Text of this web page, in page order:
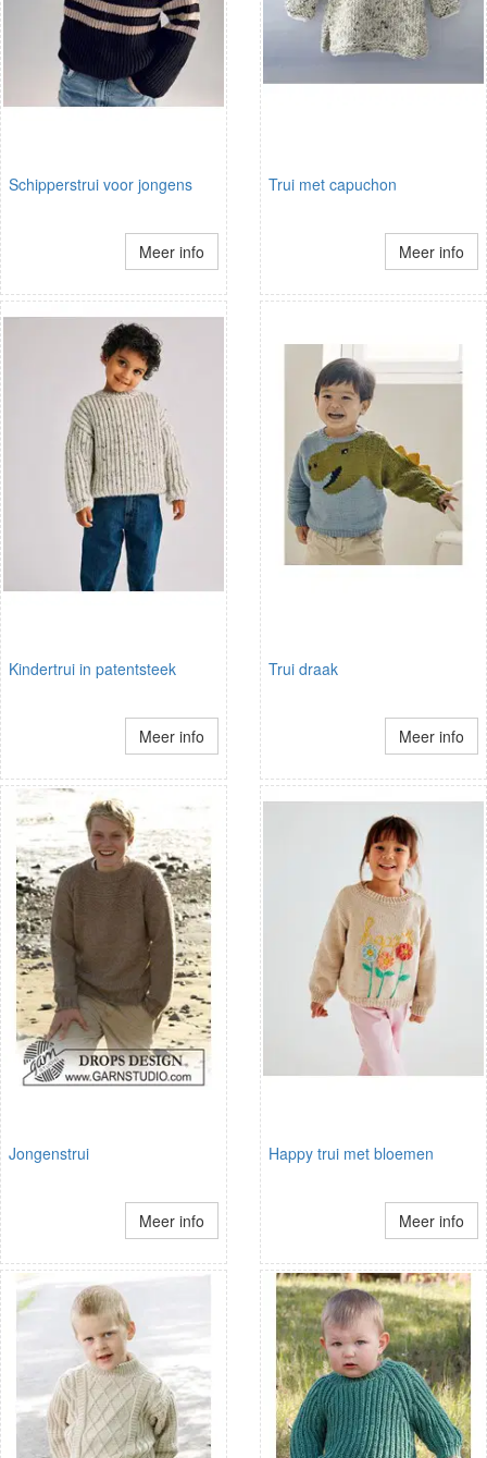
Schipperstrui voor jongens
Meer info
Trui met capuchon
Meer info
Kindertrui in patentsteek
Meer info
Trui draak
Meer info
Jongenstrui
Meer info
Happy trui met bloemen
Meer info